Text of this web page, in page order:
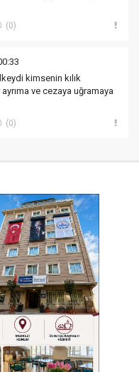
(0)
kimsenin kılık
ve cezaya uğramaya
(0)